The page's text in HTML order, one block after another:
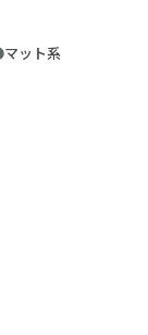
マット系